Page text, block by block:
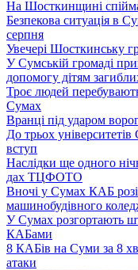
На Шосткинщині
Безпекова ситуація в
серпня
Увечері Шосткинську
У Сумській громаді
допомогу дітям
Троє людей
Сумах
Вранці під ударом
До трьох
вступ
Наслідки ще одного
дах ТЦФОТО
Вночі у Сумах КАБ
машинобудівного
У Сумах розгортають
КАБами
8 КАБів на Суми за 8
атаки